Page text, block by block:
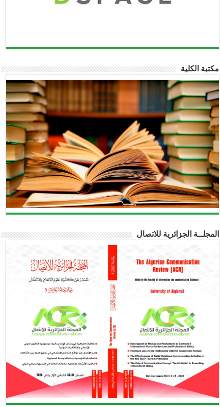
الكلية
الجزائرية للاتصال